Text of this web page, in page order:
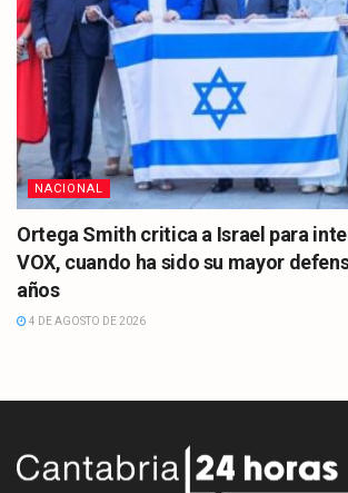
NACIONAL
Ortega Smith critica a Israel para
VOX, cuando ha sido su mayor
años
4 DE AGOSTO DE 2026